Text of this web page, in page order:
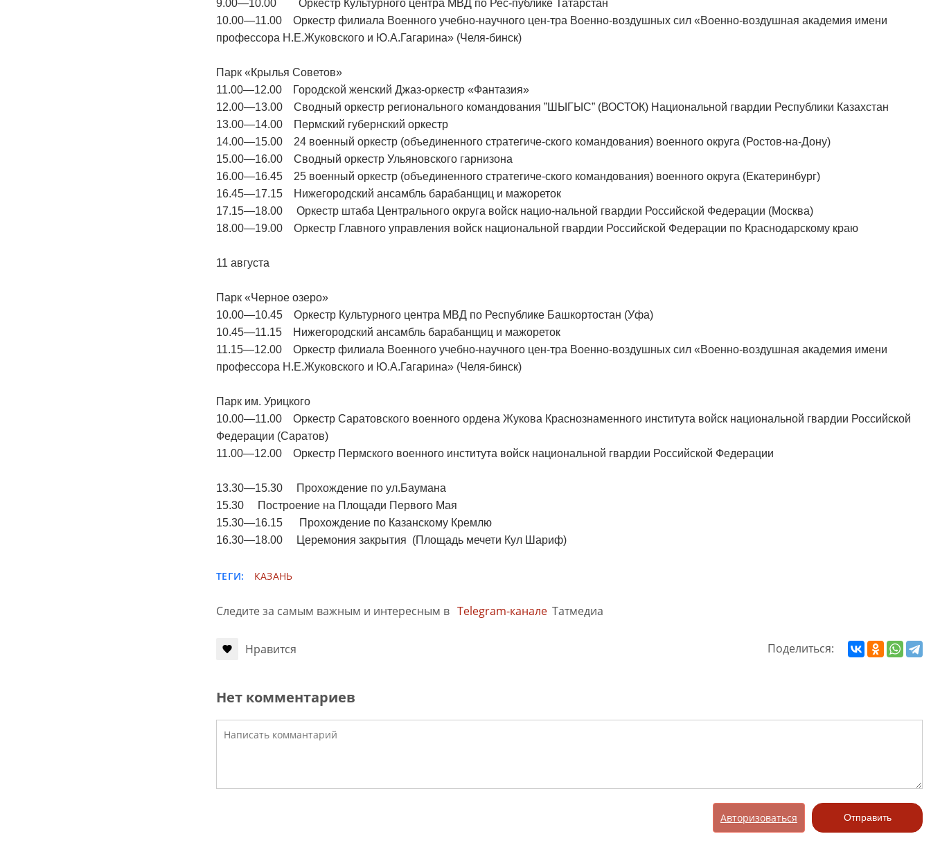
9.00—10.00 Оркестр Культурного центра МВД по Рес-публике Татарстан
10.00—11.00 Оркестр филиала Военного учебно-научного цен-тра Военно-воздушных сил «Военно-воздушная академия имени
профессора Н.Е.Жуковского и Ю.А.Гагарина» (Челя-бинск)
Парк «Крылья Советов»
11.00—12.00 Городской женский Джаз-оркестр «Фантазия»
12.00—13.00 Сводный оркестр регионального командования ”ШЫГЫС” (ВОСТОК) Национальной гвардии Республики Казахстан
13.00—14.00 Пермский губернский оркестр
14.00—15.00 24 военный оркестр (объединенного стратегиче-ского командования) военного округа (Ростов-на-Дону)
15.00—16.00 Сводный оркестр Ульяновского гарнизона
16.00—16.45 25 военный оркестр (объединенного стратегиче-ского командования) военного округа (Екатеринбург)
16.45—17.15 Нижегородский ансамбль барабанщиц и мажореток
17.15—18.00 Оркестр штаба Центрального округа войск нацио-нальной гвардии Российской Федерации (Москва)
18.00—19.00 Оркестр Главного управления войск национальной гвардии Российской Федерации по Краснодарскому краю
11 августа
Парк «Черное озеро»
10.00—10.45 Оркестр Культурного центра МВД по Республике Башкортостан (Уфа)
10.45—11.15 Нижегородский ансамбль барабанщиц и мажореток
11.15—12.00 Оркестр филиала Военного учебно-научного цен-тра Военно-воздушных сил «Военно-воздушная академия имени
профессора Н.Е.Жуковского и Ю.А.Гагарина» (Челя-бинск)
Парк им. Урицкого
10.00—11.00 Оркестр Саратовского военного ордена Жукова Краснознаменного института войск национальной гвардии Российской
Федерации (Саратов)
11.00—12.00 Оркестр Пермского военного института войск национальной гвардии Российской Федерации
13.30—15.30 Прохождение по ул.Баумана
15.30 Построение на Площади Первого Мая
15.30—16.15 Прохождение по Казанскому Кремлю
16.30—18.00 Церемония закрытия (Площадь мечети Кул Шариф)
ТЕГИ: КАЗАНЬ
Следите за самым важным и интересным в Telegram-канале Татмедиа
Нравится Поделиться:
Нет комментариев
Авторизоваться Отправить